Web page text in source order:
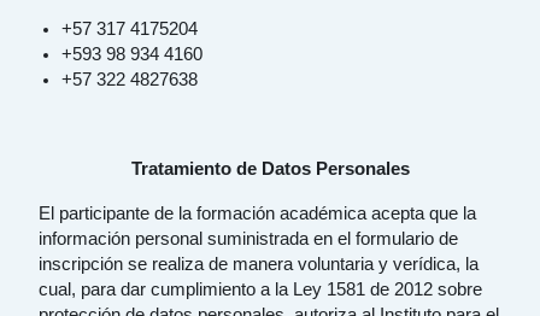
+57 317 4175204
+593 98 934 4160
+57 322 4827638
Tratamiento de Datos Personales
El participante de la formación académica acepta que la
información personal suministrada en el formulario de
inscripción se realiza de manera voluntaria y verídica, la
cual, para dar cumplimiento a la Ley 1581 de 2012 sobre